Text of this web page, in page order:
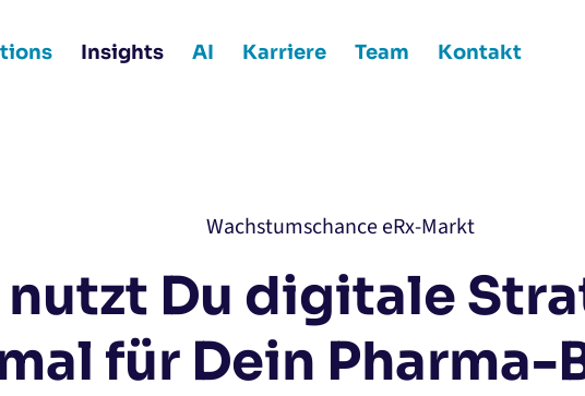
Insights AI Karriere Team Kontakt
Wachstumschance eRx-Markt
nutzt Du digitale
für Dein Pharma-